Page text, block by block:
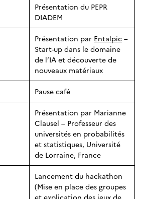
Présentation du PEPR
DIADEM
Présentation par Entalpic –
Start-up dans le domaine
de l’IA et découverte de
nouveaux matériaux
Pause café
Présentation par Marianne
Clausel – Professeur des
universités en probabilités
et statistiques, Université
de Lorraine, France
Lancement du hackathon
(Mise en place des groupes
et explication des jeux de